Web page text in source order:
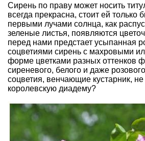
Сирень по праву может носить
всегда прекрасна, стоит ей только
первыми лучами солнца, как
зеленые листья, появляются
перед нами предстает усыпанная
соцветиями сирень с махровыми
форме цветками разных оттенков
сиреневого, белого и даже
соцветия, венчающие кустарник,
королевскую диадему?